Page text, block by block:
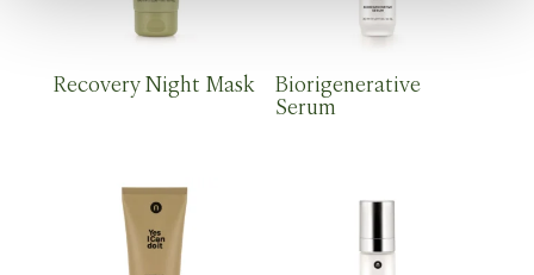
Recovery Night Mask
Biorigenerative
Serum